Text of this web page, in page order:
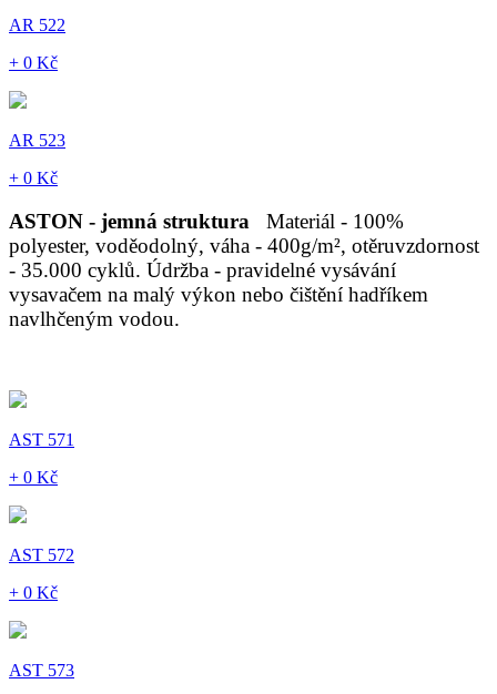
AR 522
+ 0 Kč
AR 523
+ 0 Kč
ASTON - jemná struktura
Materiál - 100%
polyester, voděodolný, váha - 400g/m², otěruvzdornost
- 35.000 cyklů. Údržba - pravidelné vysávání
vysavačem na malý výkon nebo čištění hadříkem
navlhčeným vodou.
AST 571
+ 0 Kč
AST 572
+ 0 Kč
AST 573